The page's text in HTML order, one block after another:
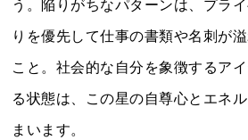
う。陥りがちなパターンは、プラ
りを優先して仕事の書類や名刺が
こと。社会的な自分を象徴するア
る状態は、この星の自尊心とエネ
まいます。